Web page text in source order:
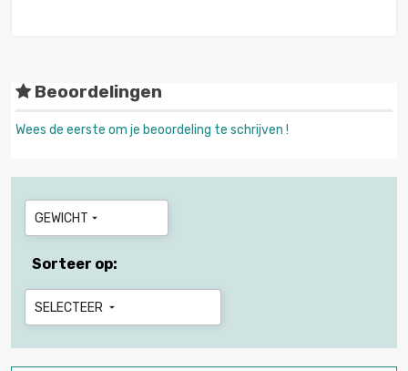
Beoordelingen
Wees de eerste om je beoordeling te schrijven !
GEWICHT 
Sorteer op:
SELECTEER 